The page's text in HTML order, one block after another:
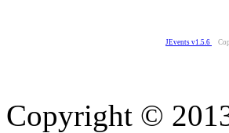
JEvents v1.5.6
Copyright ©